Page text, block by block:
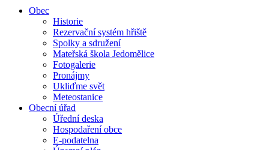
Obec
Historie
Rezervační systém hřiště
Spolky a sdružení
Mateřská škola Jedomělice
Fotogalerie
Pronájmy
Ukliďme svět
Meteostanice
Obecní úřad
Úřední deska
Hospodaření obce
E-podatelna